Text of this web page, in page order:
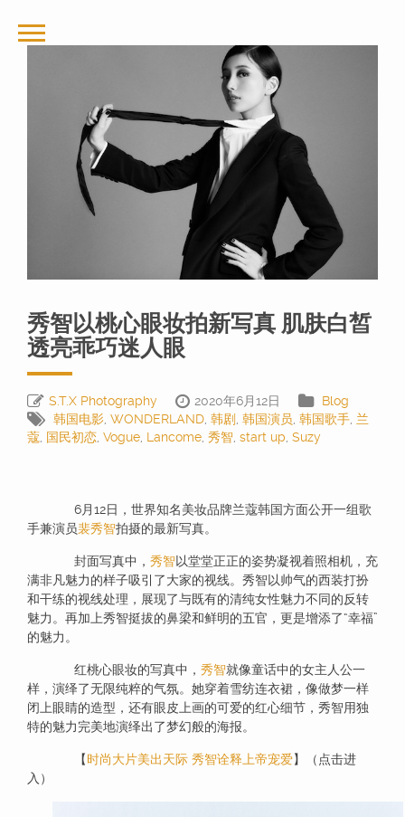
秀智以桃心眼妆拍新写真 肌肤白皙
透亮乖巧迷人眼
S.T.X Photography 2020年6月12日
Blog
韩国电影 WONDERLAND 韩剧 韩国演员 韩国歌手 兰
蔻 国民初恋 Vogue Lancome 秀智 start up Suzy
6月12日，世界知名美妆品牌兰蔻韩国方面公开一组歌
手兼演员裴秀智拍摄的最新写真。
封面写真中， 秀智以堂堂正正的姿势凝视着照相机，充
满非凡魅力的样子吸引了大家的视线。秀智以帅气的西装打扮
和干练的视线处理，展现了与既有的清纯女性魅力不同的反转
魅力。再加上秀智挺拔的鼻梁和鲜明的五官，更是增添了“幸福”
的魅力。
红桃心眼妆的写真中， 秀智就像童话中的女主人公一
样，演绎了无限纯粹的气氛。她穿着雪纺连衣裙，像做梦一样
闭上眼睛的造型，还有眼皮上画的可爱的红心细节，秀智用独
特的魅力完美地演绎出了梦幻般的海报。
【时尚大片美出天际 秀智诠释上帝宠爱】（点击进
入）